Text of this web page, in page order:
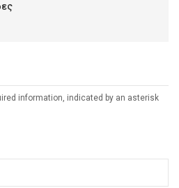
information, indicated by an asterisk